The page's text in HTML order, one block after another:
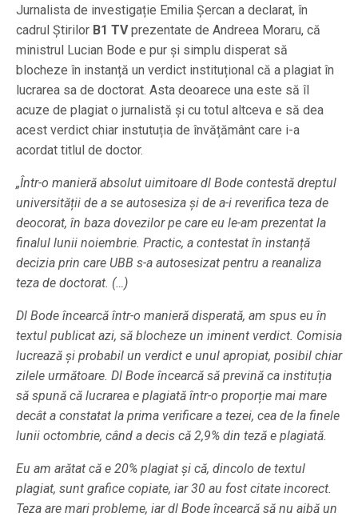
Jurnalista de investigație Emilia Șercan a declarat, în
cadrul Știrilor B1 TVprezentate de Andreea Moraru, că
ministrul Lucian Bode e pur și simplu disperat să
blocheze în instanță un verdict instituțional că a plagiat în
lucrarea sa de doctorat. Asta deoarece una este să îl
acuze de plagiat o jurnalistă și cu totul altceva e să dea
acest verdict chiar instutuția de învățământ care i-a
acordat titlul de doctor.
„Într-o manieră absolut uimitoare dl Bode contestă dreptul
universității de a se autosesiza și de a-i reverifica teza de
deocorat, în baza dovezilor pe care eu le-am prezentat la
finalul lunii noiembrie. Practic, a contestat în instanță
decizia prin care UBB s-a autosesizat pentru a reanaliza
teza de doctorat. (…)
Dl Bode încearcă într-o manieră disperată, am spus eu în
textul publicat azi, să blocheze un iminent verdict. Comisia
lucrează și probabil un verdict e unul apropiat, posibil chiar
zilele următoare. Dl Bode încearcă să prevină ca instituția
să spună că lucrarea e plagiată într-o proporție mai mare
decât a constatat la prima verificare a tezei, cea de la finele
lunii octombrie, când a decis că 2,9% din teză e plagiată.
Eu am arătat că e 20% plagiat și că, dincolo de textul
plagiat, sunt grafice copiate, iar 30 au fost citate incorect.
Teza are mari probleme, iar dl Bode încearcă să nu aibă un